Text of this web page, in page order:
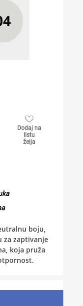
Dodaj na
listu
želja
boju,
za zaptivanje
koja pruža